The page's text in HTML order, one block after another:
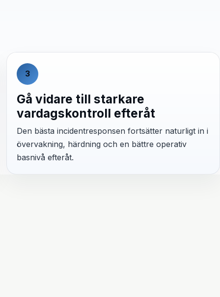
3
Gå vidare till starkare
vardagskontroll efteråt
Den bästa incidentresponsen fortsätter naturligt in i
övervakning, härdning och en bättre operativ
basnivå efteråt.